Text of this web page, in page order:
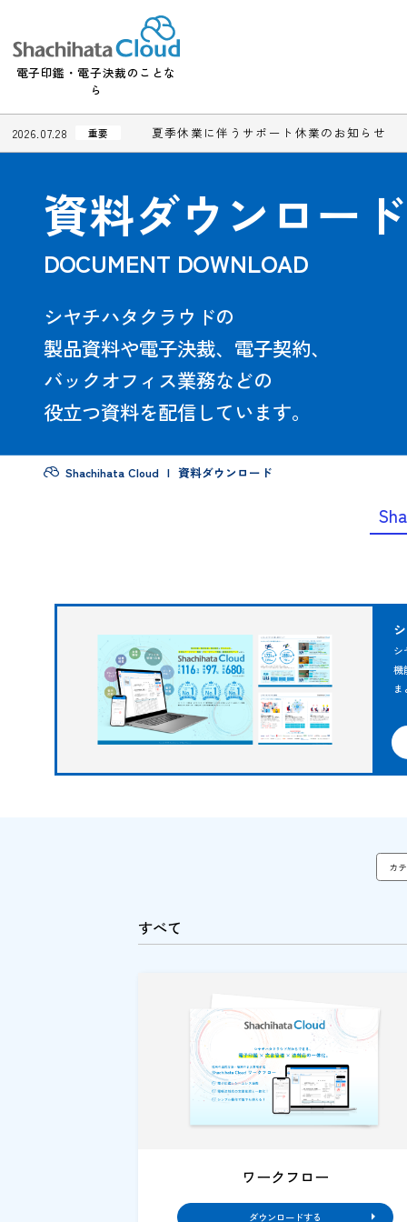
電子印鑑・電子決裁のことな
ら
2026.07.28 夏季休業に伴うサポート休業のお知
資料ダウン
DOCUMENT DOWNLOAD
シヤチハタクラウドの
製品資料や電子決裁、電子契
役立つ資料を配信しています。